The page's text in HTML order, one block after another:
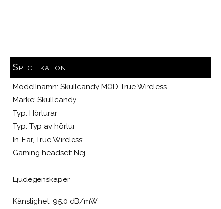
Specifikation
Modellnamn: Skullcandy MOD True Wireless
Märke: Skullcandy
Typ: Hörlurar
Typ: Typ av hörlur
In-Ear, True Wireless:
Gaming headset: Nej
Ljudegenskaper
Känslighet: 95.0 dB/mW